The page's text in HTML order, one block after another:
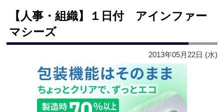
【人事・組織】１日付 アインファー
マシーズ
2013年05月22日 (水)